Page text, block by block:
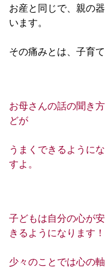
お産と同じで、親の
います。
その痛みとは、子育
お母さんの話の聞き
どが
うまくできるように
すよ。
子どもは自分の心が
きるようになります！
少々のことでは心の